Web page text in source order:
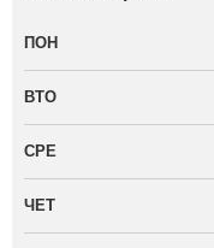
ПОН
ВТО
СРЕ
ЧЕТ